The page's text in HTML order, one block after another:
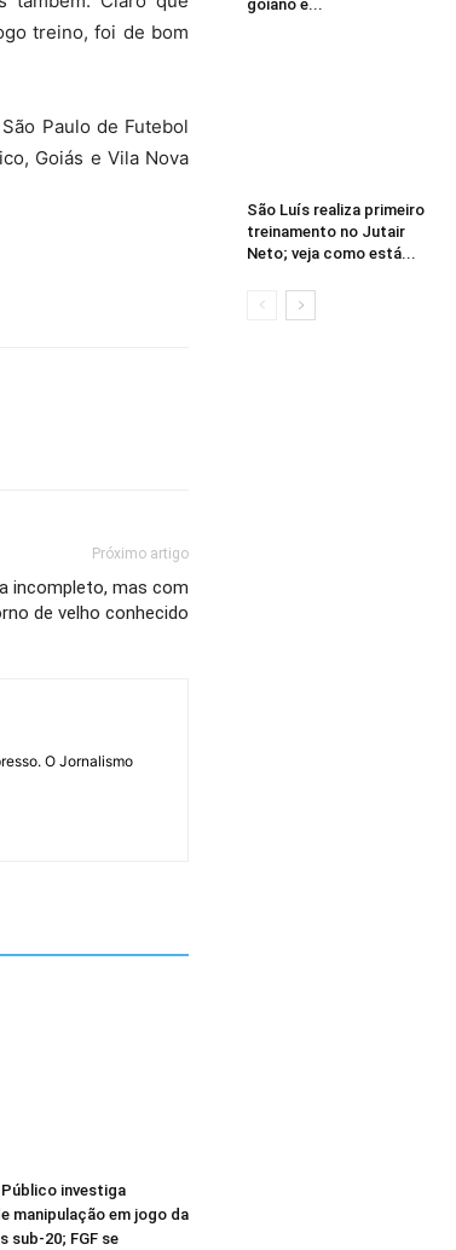
treino, foi de bom
Paulo de Futebol
Goiás e Vila Nova
Próximo artigo
incompleto, mas com
de velho conhecido
O Jornalismo
investiga
manipulação em jogo da
sub-20; FGF se
goiano e...
São Luís realiza primeiro
treinamento no Jutair
Neto; veja como está...